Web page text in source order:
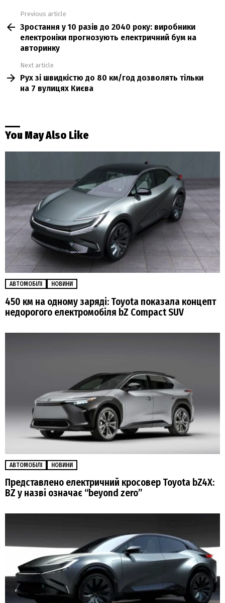
more
Previous article
Зростання у 10 разів до 2040 року: виробники
електроніки прогнозують електричний бум на
авторинку
Next article
Рух зі швидкістю до 80 км/год дозволять тільки
на 7 вулицях Києва
You May Also Like
АВТОМОБІЛІ НОВИНИ
450 км на одному заряді: Toyota показала концепт
недорогого електромобіля bZ Compact SUV
АВТОМОБІЛІ НОВИНИ
Представлено електричний кросовер Toyota bZ4X:
BZ у назві означає “beyond zero”